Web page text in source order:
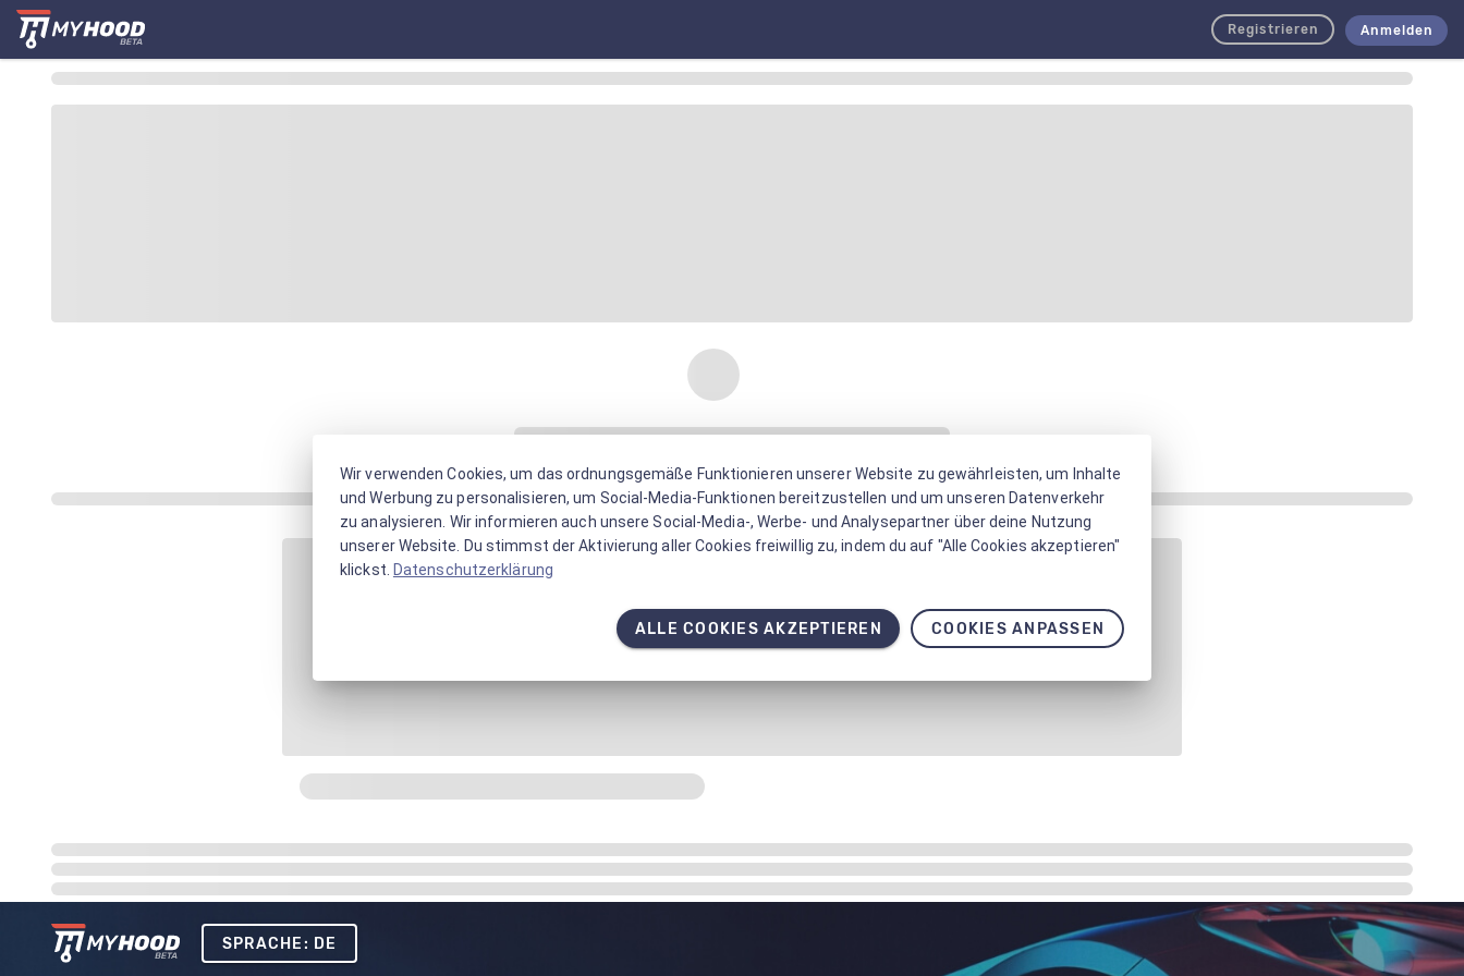
Registrieren Anmelden
SPRACHE: DE
Wir verwenden Cookies, um das ordnungsgemäße Funktionieren unserer Website zu gewährleisten, um Inhalte
und Werbung zu personalisieren, um Social-Media-Funktionen bereitzustellen und um unseren Datenverkehr
zu analysieren. Wir informieren auch unsere Social-Media-, Werbe- und Analysepartner über deine Nutzung
unserer Website. Du stimmst der Aktivierung aller Cookies freiwillig zu, indem du auf "Alle Cookies akzeptieren"
klickst. Datenschutzerklärung
ALLE COOKIES AKZEPTIEREN COOKIES ANPASSEN